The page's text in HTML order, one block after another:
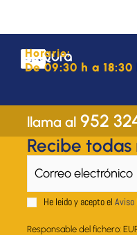
Horario:
De 09:30 h a 18:30
llama al952
Recibe
He leido y acepto el Aviso
Responsable del fichero: